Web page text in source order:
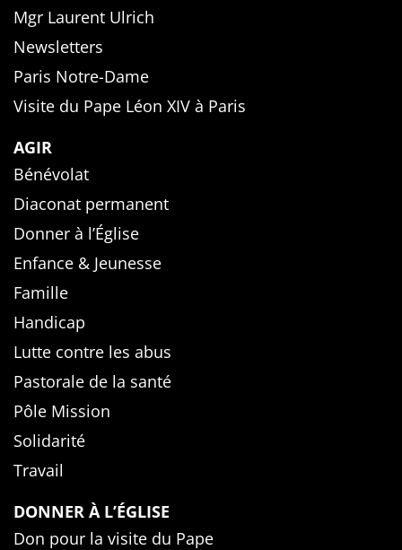
Mgr Laurent Ulrich
Newsletters
Paris Notre-Dame
Visite du Pape Léon XIV à Paris
AGIR
Bénévolat
Diaconat permanent
Donner à l’Église
Enfance & Jeunesse
Famille
Handicap
Lutte contre les abus
Pastorale de la santé
Pôle Mission
Solidarité
Travail
DONNER À L’ÉGLISE
Don pour la visite du Pape